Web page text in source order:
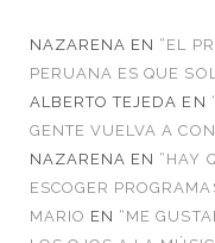
NAZARENA EN “EL
PERUANA ES QUE
ALBERTO TEJEDA EN
GENTE VUELVA A
NAZARENA EN “HAY
ESCOGER
MARIO EN “ME